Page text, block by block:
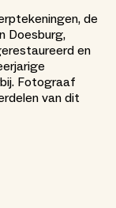
de
Doesburg,
en
Fotograaf
van dit